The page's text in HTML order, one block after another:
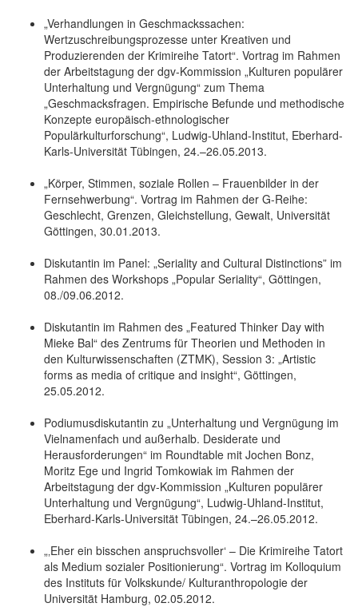
„Verhandlungen in Geschmackssachen:
Wertzuschreibungsprozesse unter Kreativen und
Produzierenden der Krimireihe Tatort“. Vortrag im Rahmen
der Arbeitstagung der dgv-Kommission „Kulturen populärer
Unterhaltung und Vergnügung“ zum Thema
„Geschmacksfragen. Empirische Befunde und methodische
Konzepte europäisch-ethnologischer
Populärkulturforschung“, Ludwig-Uhland-Institut, Eberhard-
Karls-Universität Tübingen, 24.–26.05.2013.
„Körper, Stimmen, soziale Rollen – Frauenbilder in der
Fernsehwerbung“. Vortrag im Rahmen der G-Reihe:
Geschlecht, Grenzen, Gleichstellung, Gewalt, Universität
Göttingen, 30.01.2013.
Diskutantin im Panel: „Seriality and Cultural Distinctions” im
Rahmen des Workshops „Popular Seriality“, Göttingen,
08./09.06.2012.
Diskutantin im Rahmen des „Featured Thinker Day with
Mieke Bal“ des Zentrums für Theorien und Methoden in
den Kulturwissenschaften (ZTMK), Session 3: „Artistic
forms as media of critique and insight“, Göttingen,
25.05.2012.
Podiumusdiskutantin zu „Unterhaltung und Vergnügung im
Vielnamenfach und außerhalb. Desiderate und
Herausforderungen“ im Roundtable mit Jochen Bonz,
Moritz Ege und Ingrid Tomkowiak im Rahmen der
Arbeitstagung der dgv-Kommission „Kulturen populärer
Unterhaltung und Vergnügung“, Ludwig-Uhland-Institut,
Eberhard-Karls-Universität Tübingen, 24.–26.05.2012.
„‚Eher ein bisschen anspruchsvoller‘ – Die Krimireihe Tatort
als Medium sozialer Positionierung“. Vortrag im Kolloquium
des Instituts für Volkskunde/ Kulturanthropologie der
Universität Hamburg, 02.05.2012.